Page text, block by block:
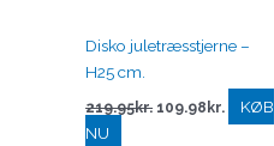
Disko juletræsstjerne –
H25 cm.
219.95kr. 109.98 kr.
KØB
NU